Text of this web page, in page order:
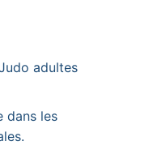
adultes
dans les